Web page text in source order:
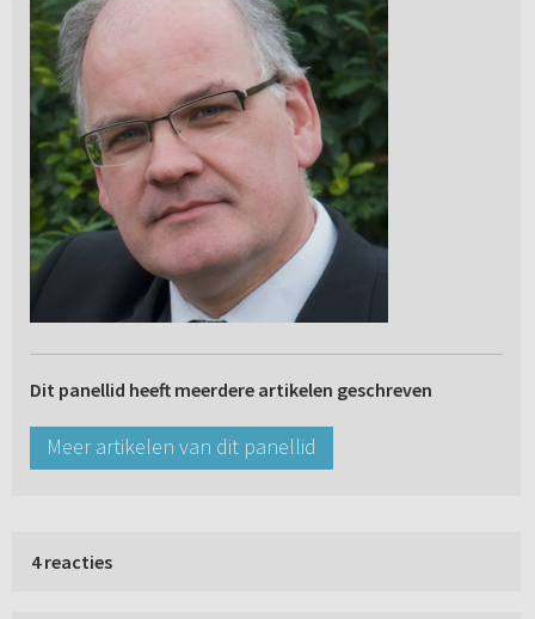
Dit panellid heeft meerdere artikelen geschreven
Meer artikelen van dit panellid
4 reacties